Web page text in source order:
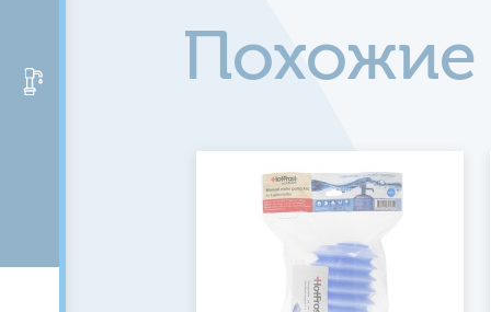
Аксессуары и помпыПохожие